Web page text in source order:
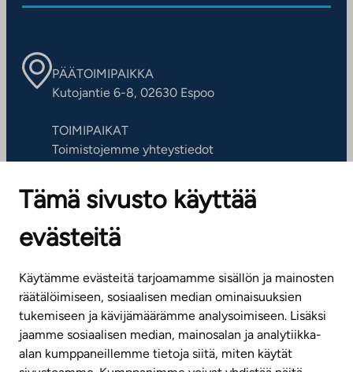
Tämä sivusto käyttää
evästeitä
Käytämme evästeitä tarjoamamme sisällön ja mainosten
räätälöimiseen, sosiaalisen median ominaisuuksien
tukemiseen ja kävijämäärämme analysoimiseen. Lisäksi
jaamme sosiaalisen median, mainosalan ja analytiikka-
alan kumppaneillemme tietoja siitä, miten käytät
PÄÄTOIMIPAIKKA
Kutojantie 6-8, 02630 Espoo
TOIMIPAIKAT
Toimistojemme yhteystiedot
ASIAKASPALVELUKESKUS
Puh. 045 7734 3777
(arkisin klo 8-16)
info@ta.fi
Tilaa uutiskirje